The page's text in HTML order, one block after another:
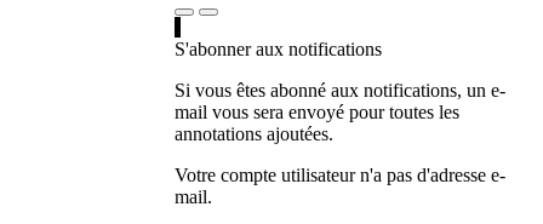
S'abonner aux notifications
Si vous êtes abonné aux notifications, un e-
mail vous sera envoyé pour toutes les
annotations ajoutées.
Votre compte utilisateur n'a pas d'adresse e-
mail.